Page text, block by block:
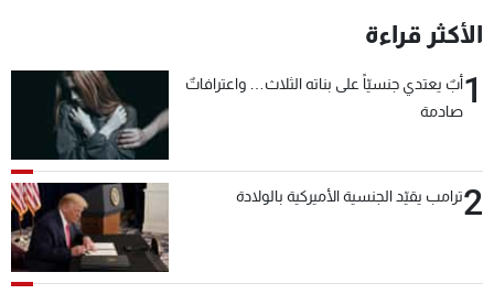
الأكثر قراءة
1أبٌ يعتدي جنسيّاً على بناته الثلاث… واعترافاتٌ
صادمة
2ترامب يقيّد الجنسية الأميركية بالولادة